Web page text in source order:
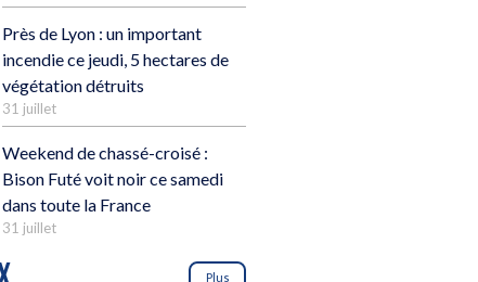
Près de Lyon : un important
incendie ce jeudi, 5 hectares de
végétation détruits
31 juillet
Weekend de chassé-croisé :
Bison Futé voit noir ce samedi
dans toute la France
31 juillet
Plus